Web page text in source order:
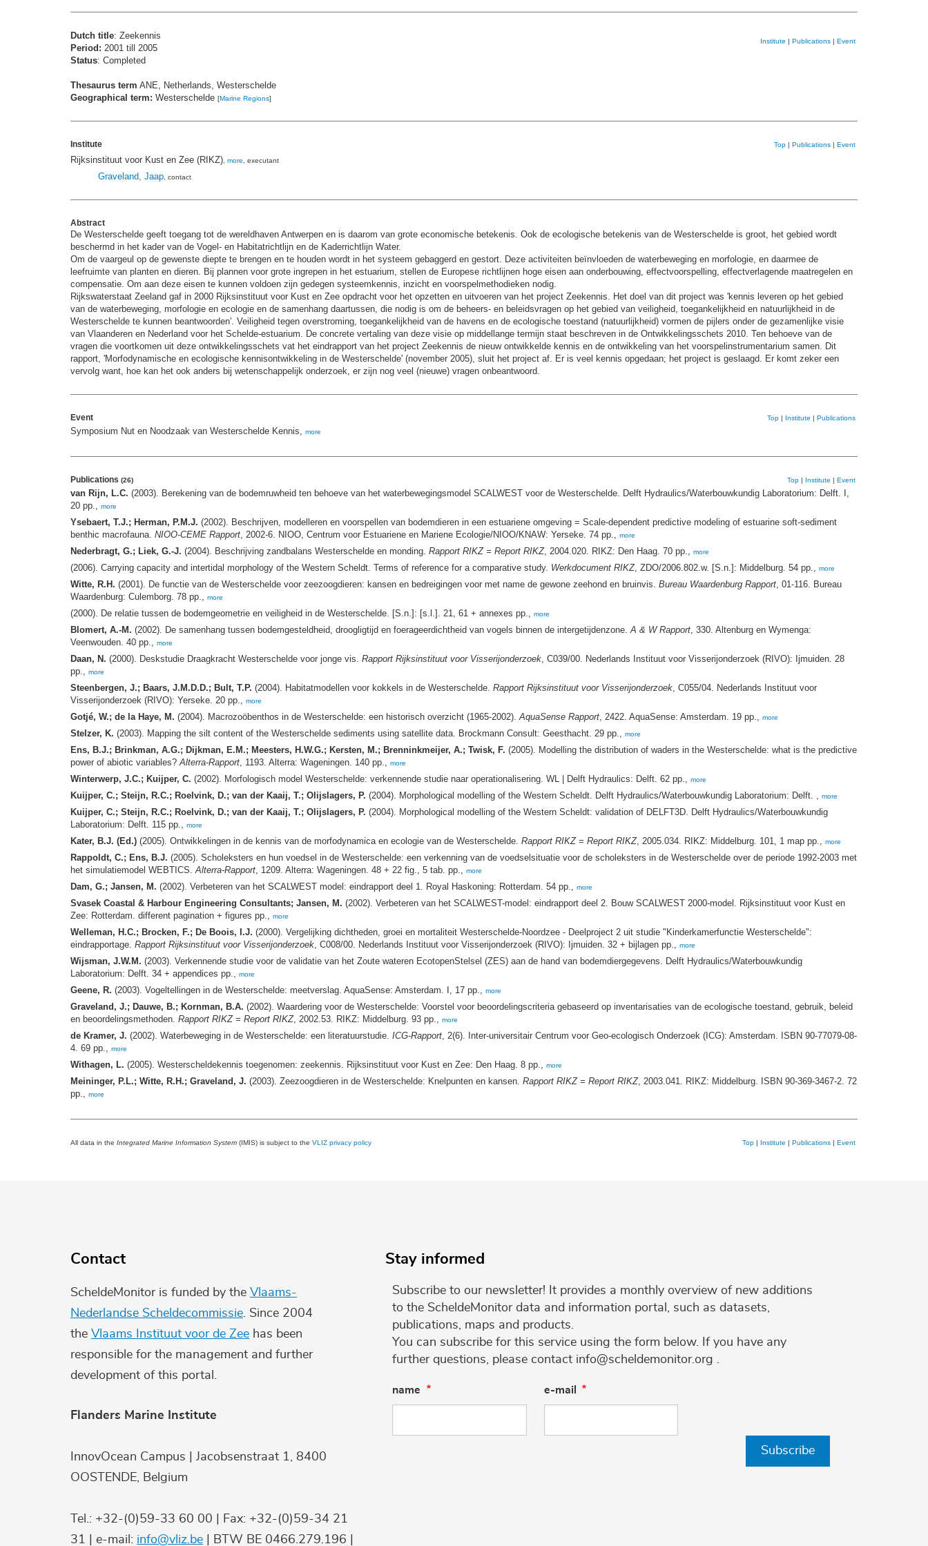
Dutch title: Zeekennis
Period: 2001 till 2005
Status: Completed
Thesaurus term ANE, Netherlands, Westerschelde
Geographical term: Westerschelde [Marine Regions]
Institute | Publications | Event
Institute Top | Publications | Event
Rijksinstituut voor Kust en Zee (RIKZ), more, executant
Graveland, Jaap, contact
Abstract
De Westerschelde geeft toegang tot de wereldhaven Antwerpen en is daarom van grote economische betekenis. Ook de ecologische betekenis van de Westerschelde is groot, het gebied wordt
beschermd in het kader van de Vogel- en Habitatrichtlijn en de Kaderrichtlijn Water.
Om de vaargeul op de gewenste diepte te brengen en te houden wordt in het systeem gebaggerd en gestort. Deze activiteiten beïnvloeden de waterbeweging en morfologie, en daarmee de
leefruimte van planten en dieren. Bij plannen voor grote ingrepen in het estuarium, stellen de Europese richtlijnen hoge eisen aan onderbouwing, effectvoorspelling, effectverlagende maatregelen en
compensatie. Om aan deze eisen te kunnen voldoen zijn gedegen systeemkennis, inzicht en voorspelmethodieken nodig.
Rijkswaterstaat Zeeland gaf in 2000 Rijksinstituut voor Kust en Zee opdracht voor het opzetten en uitvoeren van het project Zeekennis. Het doel van dit project was 'kennis leveren op het gebied
van de waterbeweging, morfologie en ecologie en de samenhang daartussen, die nodig is om de beheers- en beleidsvragen op het gebied van veiligheid, toegankelijkheid en natuurlijkheid in de
Westerschelde te kunnen beantwoorden'. Veiligheid tegen overstroming, toegankelijkheid van de havens en de ecologische toestand (natuurlijkheid) vormen de pijlers onder de gezamenlijke visie
van Vlaanderen en Nederland voor het Schelde-estuarium. De concrete vertaling van deze visie op middellange termijn staat beschreven in de Ontwikkelingsschets 2010. Ten behoeve van de
vragen die voortkomen uit deze ontwikkelingsschets vat het eindrapport van het project Zeekennis de nieuw ontwikkelde kennis en de ontwikkeling van het voorspelinstrumentarium samen. Dit
rapport, 'Morfodynamische en ecologische kennisontwikkeling in de Westerschelde' (november 2005), sluit het project af. Er is veel kennis opgedaan; het project is geslaagd. Er komt zeker een
vervolg want, hoe kan het ook anders bij wetenschappelijk onderzoek, er zijn nog veel (nieuwe) vragen onbeantwoord.
Event Top | Institute | Publications
Symposium Nut en Noodzaak van Westerschelde Kennis, more
Publications (26) Top | Institute | Event
van Rijn, L.C. (2003). Berekening van de bodemruwheid ten behoeve van het waterbewegingsmodel SCALWEST voor de Westerschelde. Delft Hydraulics/Waterbouwkundig Laboratorium: Delft. I,
20 pp., more
Ysebaert, T.J.; Herman, P.M.J. (2002). Beschrijven, modelleren en voorspellen van bodemdieren in een estuariene omgeving = Scale-dependent predictive modeling of estuarine soft-sediment
benthic macrofauna. NIOO-CEME Rapport, 2002-6. NIOO, Centrum voor Estuariene en Mariene Ecologie/NIOO/KNAW: Yerseke. 74 pp., more
Nederbragt, G.; Liek, G.-J. (2004). Beschrijving zandbalans Westerschelde en monding. Rapport RIKZ = Report RIKZ, 2004.020. RIKZ: Den Haag. 70 pp., more
(2006). Carrying capacity and intertidal morphology of the Western Scheldt. Terms of reference for a comparative study. Werkdocument RIKZ, ZDO/2006.802.w. [S.n.]: Middelburg. 54 pp., more
Witte, R.H. (2001). De functie van de Westerschelde voor zeezoogdieren: kansen en bedreigingen voor met name de gewone zeehond en bruinvis. Bureau Waardenburg Rapport, 01-116. Bureau
Waardenburg: Culemborg. 78 pp., more
(2000). De relatie tussen de bodemgeometrie en veiligheid in de Westerschelde. [S.n.]: [s.l.]. 21, 61 + annexes pp., more
Blomert, A.-M. (2002). De samenhang tussen bodemgesteldheid, droogligtijd en foerageerdichtheid van vogels binnen de intergetijdenzone.A & W Rapport, 330. Altenburg en Wymenga:
Veenwouden. 40 pp., more
Daan, N. (2000). Deskstudie Draagkracht Westerschelde voor jonge vis. Rapport Rijksinstituut voor Visserijonderzoek, C039/00. Nederlands Instituut voor Visserijonderzoek (RIVO): Ijmuiden. 28
pp., more
Steenbergen, J.; Baars, J.M.D.D.; Bult, T.P. (2004). Habitatmodellen voor kokkels in de Westerschelde. Rapport Rijksinstituut voor Visserijonderzoek, C055/04. Nederlands Instituut voor
Visserijonderzoek (RIVO): Yerseke. 20 pp., more
Gotjé, W.; de la Haye, M. (2004). Macrozoöbenthos in de Westerschelde: een historisch overzicht (1965-2002).AquaSense Rapport, 2422. AquaSense: Amsterdam. 19 pp., more
Stelzer, K. (2003). Mapping the silt content of the Westerschelde sediments using satellite data. Brockmann Consult: Geesthacht. 29 pp., more
Ens, B.J.; Brinkman, A.G.; Dijkman, E.M.; Meesters, H.W.G.; Kersten, M.; Brenninkmeijer, A.; Twisk, F. (2005). Modelling the distribution of waders in the Westerschelde: what is the predictive
power of abiotic variables?Alterra-Rapport, 1193. Alterra: Wageningen. 140 pp., more
Winterwerp, J.C.; Kuijper, C. (2002). Morfologisch model Westerschelde: verkennende studie naar operationalisering. WL | Delft Hydraulics: Delft. 62 pp., more
Kuijper, C.; Steijn, R.C.; Roelvink, D.; van der Kaaij, T.; Olijslagers, P. (2004). Morphological modelling of the Western Scheldt. Delft Hydraulics/Waterbouwkundig Laboratorium: Delft. , more
Kuijper, C.; Steijn, R.C.; Roelvink, D.; van der Kaaij, T.; Olijslagers, P. (2004). Morphological modelling of the Western Scheldt: validation of DELFT3D. Delft Hydraulics/Waterbouwkundig
Laboratorium: Delft. 115 pp., more
Kater, B.J. (Ed.) (2005). Ontwikkelingen in de kennis van de morfodynamica en ecologie van de Westerschelde. Rapport RIKZ = Report RIKZ, 2005.034. RIKZ: Middelburg. 101, 1 map pp., more
Rappoldt, C.; Ens, B.J. (2005). Scholeksters en hun voedsel in de Westerschelde: een verkenning van de voedselsituatie voor de scholeksters in de Westerschelde over de periode 1992-2003 met
het simulatiemodel WEBTICS.Alterra-Rapport, 1209. Alterra: Wageningen. 48 + 22 fig., 5 tab. pp., more
Dam, G.; Jansen, M. (2002). Verbeteren van het SCALWEST model: eindrapport deel 1. Royal Haskoning: Rotterdam. 54 pp., more
Svasek Coastal & Harbour Engineering Consultants; Jansen, M. (2002). Verbeteren van het SCALWEST-model: eindrapport deel 2. Bouw SCALWEST 2000-model. Rijksinstituut voor Kust en
Zee: Rotterdam. different pagination + figures pp., more
Welleman, H.C.; Brocken, F.; De Boois, I.J. (2000). Vergelijking dichtheden, groei en mortaliteit Westerschelde-Noordzee - Deelproject 2 uit studie "Kinderkamerfunctie Westerschelde":
eindrapportage. Rapport Rijksinstituut voor Visserijonderzoek, C008/00. Nederlands Instituut voor Visserijonderzoek (RIVO): Ijmuiden. 32 + bijlagen pp., more
Wijsman, J.W.M. (2003). Verkennende studie voor de validatie van het Zoute wateren EcotopenStelsel (ZES) aan de hand van bodemdiergegevens. Delft Hydraulics/Waterbouwkundig
Laboratorium: Delft. 34 + appendices pp., more
Geene, R. (2003). Vogeltellingen in de Westerschelde: meetverslag. AquaSense: Amsterdam. I, 17 pp., more
Graveland, J.; Dauwe, B.; Kornman, B.A. (2002). Waardering voor de Westerschelde: Voorstel voor beoordelingscriteria gebaseerd op inventarisaties van de ecologische toestand, gebruik, beleid
en beoordelingsmethoden. Rapport RIKZ = Report RIKZ, 2002.53. RIKZ: Middelburg. 93 pp., more
de Kramer, J. (2002). Waterbeweging in de Westerschelde: een literatuurstudie. ICG-Rapport, 2(6). Inter-universitair Centrum voor Geo-ecologisch Onderzoek (ICG): Amsterdam. ISBN 90-77079-08-
4. 69 pp., more
Withagen, L. (2005). Westerscheldekennis toegenomen: zeekennis. Rijksinstituut voor Kust en Zee: Den Haag. 8 pp., more
Meininger, P.L.; Witte, R.H.; Graveland, J. (2003). Zeezoogdieren in de Westerschelde: Knelpunten en kansen. Rapport RIKZ = Report RIKZ, 2003.041. RIKZ: Middelburg. ISBN 90-369-3467-2. 72
pp., more
All data in the Integrated Marine Information System (IMIS) is subject to the VLIZ privacy policy Top | Institute | Publications | Event
Contact
ScheldeMonitor is funded by the Vlaams-
Nederlandse Scheldecommissie . Since 2004
the Vlaams Instituut voor de Zee has been
responsible for the management and further
development of this portal.
Flanders Marine Institute
InnovOcean Campus | Jacobsenstraat 1, 8400
OOSTENDE, Belgium
Tel.: +32-(0)59-33 60 00 | Fax: +32-(0)59-34 21
31 | e-mail: info@vliz.be | BTW BE 0466.279.196 |
Stay informed
Subscribe to our newsletter! It provides a monthly overview of new additions
to the ScheldeMonitor data and information portal, such as datasets,
publications, maps and products.
You can subscribe for this service using the form below. If you have any
further questions, please contact info@scheldemonitor.org .
name e-mail
Subscribe